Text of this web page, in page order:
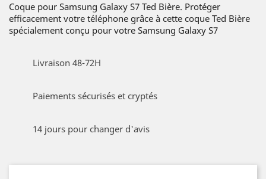
Coque pour Samsung Galaxy S7 Ted Bière. Protéger
efficacement votre téléphone grâce à cette coque Ted Bière
spécialement conçu pour votre Samsung Galaxy S7
Livraison 48-72H
Paiements sécurisés et cryptés
14 jours pour changer d'avis